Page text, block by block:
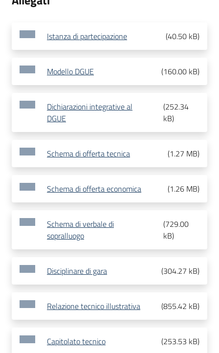
Istanza di partecipazione (40.50 kB)
Modello DGUE (160.00 kB)
Dichiarazioni integrative al
DGUE
(252.34
kB)
Schema di offerta tecnica (1.27 MB)
Schema di offerta economica (1.26 MB)
Schema di verbale di
sopralluogo
(729.00
kB)
Disciplinare di gara (304.27 kB)
Relazione tecnico illustrativa (855.42 kB)
Capitolato tecnico (253.53 kB)